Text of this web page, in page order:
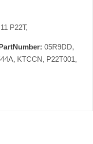
P22T,
05R9DD,
KTCCN, P22T001,